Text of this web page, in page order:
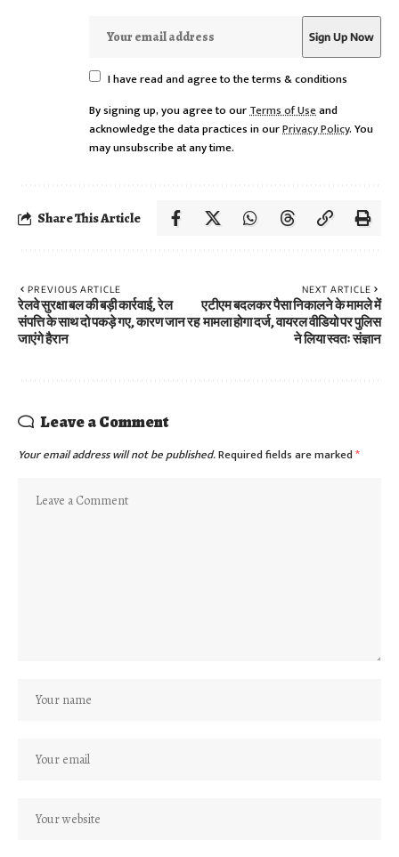
I have read and agree to the terms & conditions
By signing up, you agree to ourTerms of Useand
acknowledge the data practices in ourPrivacy Policy. You
may unsubscribe at any time.
Share This Article
PREVIOUS ARTICLE
रेलवे सुरक्षा बल की बड़ी कार्रवाई, रेल
संपत्ति के साथ दो पकड़े गए, कारण जान रह
जाएंगे हैरान
NEXT ARTICLE
एटीएम बदलकर पैसा निकालने के मामले में
मामला होगा दर्ज, वायरल वीडियो पर पुलिस
ने लिया स्वतः संज्ञान
Leave a Comment
Your email address will not be published.Required fields are marked*